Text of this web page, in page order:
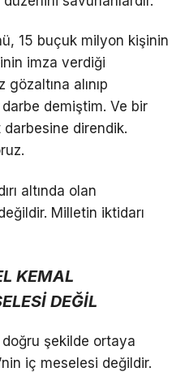
15 buçuk milyon kişinin
imza verdiği
gözaltına alınıp
demiştim. Ve bir
darbesine direndik.
altında olan
Milletin iktidarı
KEMAL
DEĞİL
şekilde ortaya
iç meselesi değildir.